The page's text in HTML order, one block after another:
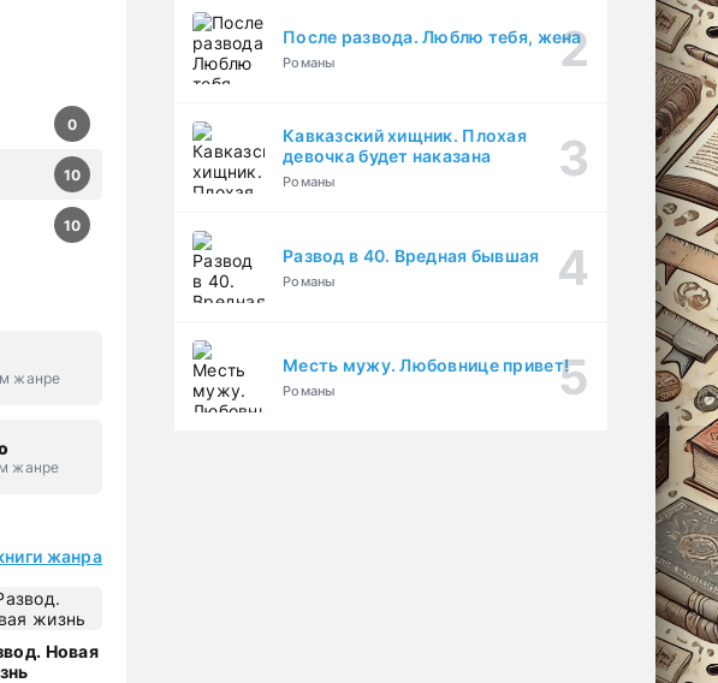
10
10
0
жанре
жанре
жанра
Новая
После развода. Люблю тебя, жена
Романы
Кавказский хищник. Плохая
девочка будет наказана
Романы
Развод в 40. Вредная бывшая
Романы
Месть мужу. Любовнице привет!
Романы